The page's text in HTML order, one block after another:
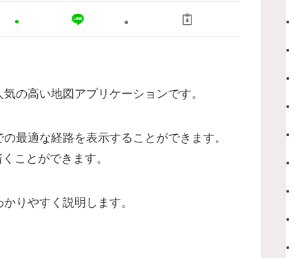
の高い地図アプリケーションです。
最適な経路を表示することができます。
ことができます。
りやすく説明します。